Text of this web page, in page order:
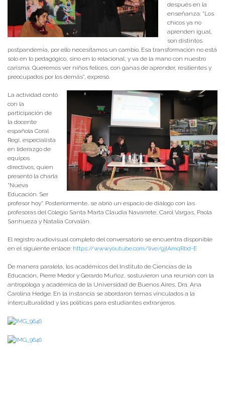
después en la
enseñanza: “Los
chicos ya no
aprenden igual,
son distintos
postpandemia, por ello necesitamos un cambio. Esa transformación no está
solo en lo pedagógico, sino en lo relacional, y va de la mano con nuestro
carisma. Queremos ver niños felices, con ganas de aprender, resilientes y
preocupados por los demás”, expresó.
La actividad contó
con la
participación de
la docente
española Coral
Regí, especialista
en liderazgo de
equipos
directivos, quien
presentó la charla
“Nueva
Educación. Ser
profesor hoy”. Posteriormente, se abrió un espacio de diálogo con las
profesoras del Colegio Santa Marta Claudia Navarrete, Carol Vargas, Paola
Sanhueza y Natalia Corvalán.
El registro audiovisual completo del conversatorio se encuentra disponible
en el siguiente enlace: https://www.youtube.com/live/gjIAmqRbd-E
De manera paralela, los académicos del Instituto de Ciencias de la
Educación, Pierre Medor y Gerardo Muñoz, sostuvieron una reunión con la
antropóloga y académica de la Universidad de Buenos Aires, Dra. Ana
Carolina Hedge. En la instancia se abordaron temas vinculados a la
interculturalidad y las políticas para estudiantes extranjeros.